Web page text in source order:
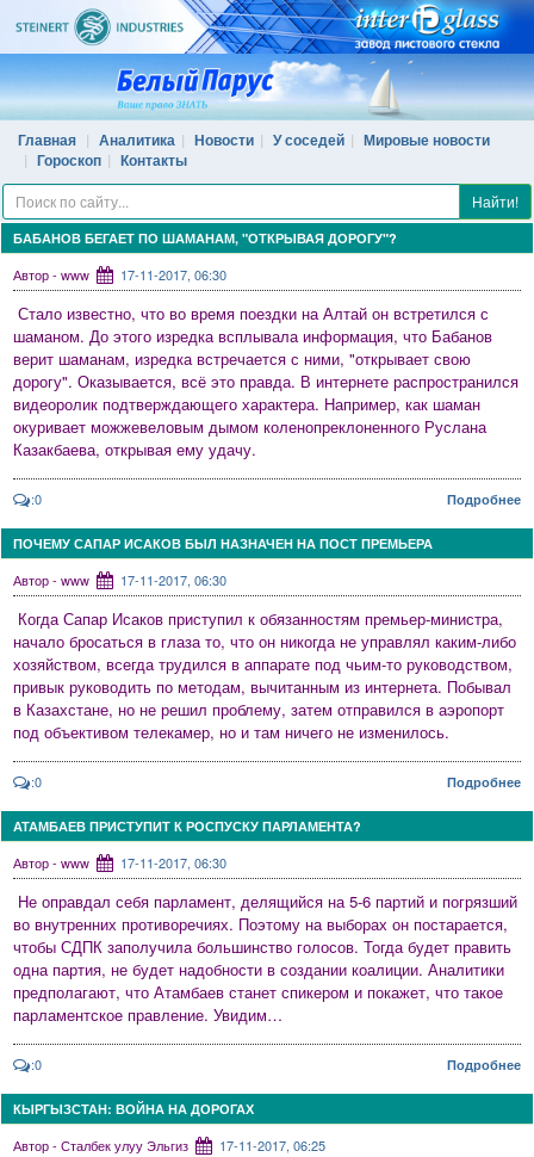
Главная Аналитика Новости У соседей
Мировые новости
Гороскоп
Контакты
Найти!
БАБАНОВ БЕГАЕТ ПО ШАМАНАМ, "ОТКРЫВАЯ ДОРОГУ"?
Автор - www 17-11-2017, 06:30
Стало известно, что во время поездки на Алтай он встретился с
шаманом. До этого изредка всплывала информация, что Бабанов
верит шаманам, изредка встречается с ними, "открывает свою
дорогу". Оказывается, всё это правда. В интернете распространился
видеоролик подтверждающего характера. Например, как шаман
окуривает можжевеловым дымом коленопреклоненного Руслана
Казакбаева, открывая ему удачу.
:0 Подробнее
ПОЧЕМУ САПАР ИСАКОВ БЫЛ НАЗНАЧЕН НА ПОСТ ПРЕМЬЕРА
Автор - www 17-11-2017, 06:30
Когда Сапар Исаков приступил к обязанностям премьер-министра,
начало бросаться в глаза то, что он никогда не управлял каким-либо
хозяйством, всегда трудился в аппарате под чьим-то руководством,
привык руководить по методам, вычитанным из интернета. Побывал
в Казахстане, но не решил проблему, затем отправился в аэропорт
под объективом телекамер, но и там ничего не изменилось.
:0 Подробнее
АТАМБАЕВ ПРИСТУПИТ К РОСПУСКУ ПАРЛАМЕНТА?
Автор - www 17-11-2017, 06:30
Не оправдал себя парламент, делящийся на 5-6 партий и погрязший
во внутренних противоречиях. Поэтому на выборах он постарается,
чтобы СДПК заполучила большинство голосов. Тогда будет править
одна партия, не будет надобности в создании коалиции. Аналитики
предполагают, что Атамбаев станет спикером и покажет, что такое
парламентское правление. Увидим…
:0 Подробнее
КЫРГЫЗСТАН: ВОЙНА НА ДОРОГАХ
Автор - Сталбек улуу Эльгиз 17-11-2017, 06:25